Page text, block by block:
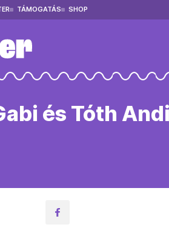
TÁMOGATÁS SHOP
és Tóth